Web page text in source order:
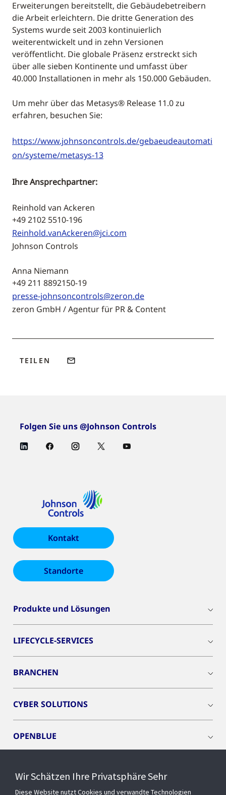
Erweiterungen bereitstellt, die Gebäudebetreibern
die Arbeit erleichtern. Die dritte Generation des
Systems wurde seit 2003 kontinuierlich
weiterentwickelt und in zehn Versionen
veröffentlicht. Die globale Präsenz erstreckt sich
über alle sieben Kontinente und umfasst über
40.000 Installationen in mehr als 150.000 Gebäuden.
Um mehr über das Metasys® Release 11.0 zu
erfahren, besuchen Sie:
https://www.johnsoncontrols.de/gebaeudeautomati
on/systeme/metasys-13
Ihre Ansprechpartner:
Reinhold van Ackeren
+49 2102 5510-196
Reinhold.vanAckeren@jci.com
Johnson Controls
Anna Niemann
+49 211 8892150-19
presse-johnsoncontrols@zeron.de
zeron GmbH / Agentur für PR & Content
TEILEN
Folgen Sie uns @Johnson Controls
Kontakt
Standorte
Produkte und Lösungen
LIFECYCLE-SERVICES
BRANCHEN
CYBER SOLUTIONS
OPENBLUE
Wir Schätzen Ihre Privatsphäre Sehr
Diese Website nutzt Cookies und verwandte Technologien